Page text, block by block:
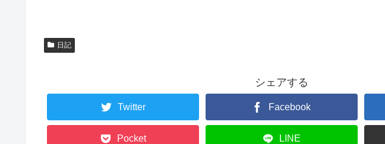
日記
シェアする
Twitter Facebook
Pocket LINE